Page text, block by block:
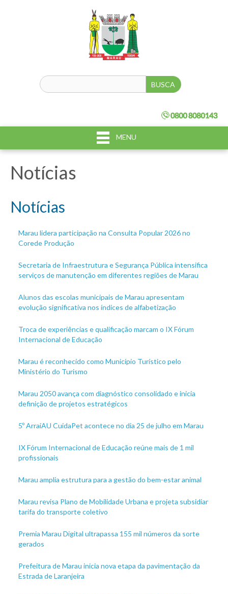
MENU
Notícias
Notícias
Marau lidera participação na Consulta Popular 2026 no
Corede Produção
Secretaria de Infraestrutura e Segurança Pública intensifica
serviços de manutenção em diferentes regiões de Marau
Alunos das escolas municipais de Marau apresentam
evolução significativa nos índices de alfabetização
Troca de experiências e qualificação marcam o IX Fórum
Internacional de Educação
Marau é reconhecido como Município Turístico pelo
Ministério do Turismo
Marau 2050 avança com diagnóstico consolidado e inicia
definição de projetos estratégicos
5º ArraiAU CuidaPet acontece no dia 25 de julho em Marau
IX Fórum Internacional de Educação reúne mais de 1 mil
profissionais
Marau amplia estrutura para a gestão do bem-estar animal
Marau revisa Plano de Mobilidade Urbana e projeta subsidiar
tarifa do transporte coletivo
Premia Marau Digital ultrapassa 155 mil números da sorte
gerados
Prefeitura de Marau inicia nova etapa da pavimentação da
Estrada de Laranjeira